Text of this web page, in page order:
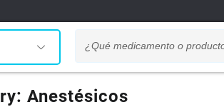
Anestésicos